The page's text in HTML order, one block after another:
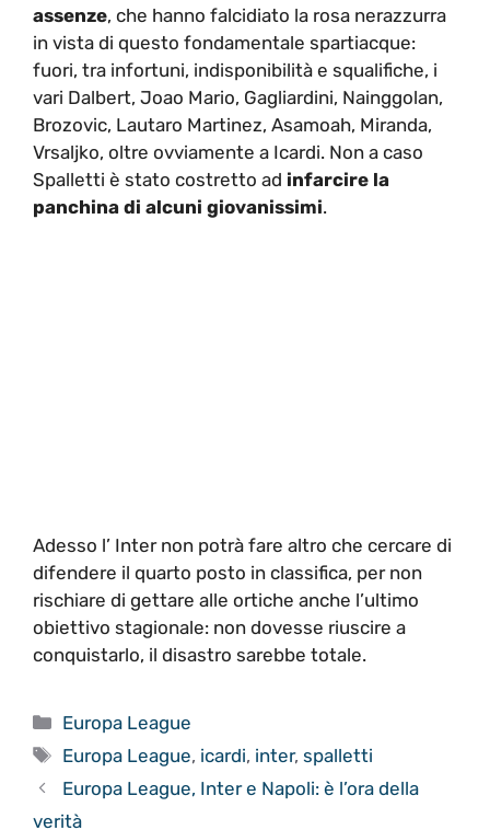
assenze, che hanno falcidiato la rosa nerazzurra
in vista di questo fondamentale spartiacque:
fuori, tra infortuni, indisponibilità e squalifiche, i
vari Dalbert, Joao Mario, Gagliardini, Nainggolan,
Brozovic, Lautaro Martinez, Asamoah, Miranda,
Vrsaljko, oltre ovviamente a Icardi. Non a caso
Spalletti è stato costretto ad infarcire la
panchina di alcuni giovanissimi.
Adesso l’ Inter non potrà fare altro che cercare di
difendere il quarto posto in classifica, per non
rischiare di gettare alle ortiche anche l’ultimo
obiettivo stagionale: non dovesse riuscire a
conquistarlo, il disastro sarebbe totale.
Categorie
Europa League
Tag
Europa League, icardi, inter,spalletti
Europa League, Inter e Napoli: è l’ora della
verità